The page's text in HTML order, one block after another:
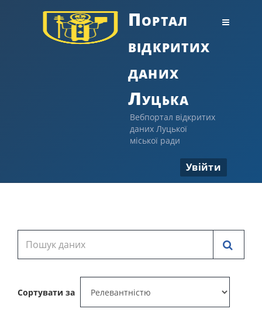
Портал
відкритих
даних
Луцька
Вебпортал відкритих
даних Луцької
міської ради
Увійти
Сортувати за